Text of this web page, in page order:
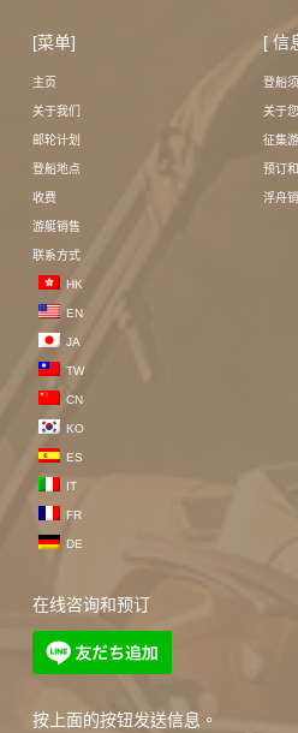
[菜单]
主页
关于我们
邮轮计划
登船地点
收费
游艇销售
联系方式
HK
EN
JA
TW
CN
KO
ES
IT
FR
DE
[ 信
登船
关于
征集
预订
浮舟
在线咨询和预订
按上面的按钮发送信息。